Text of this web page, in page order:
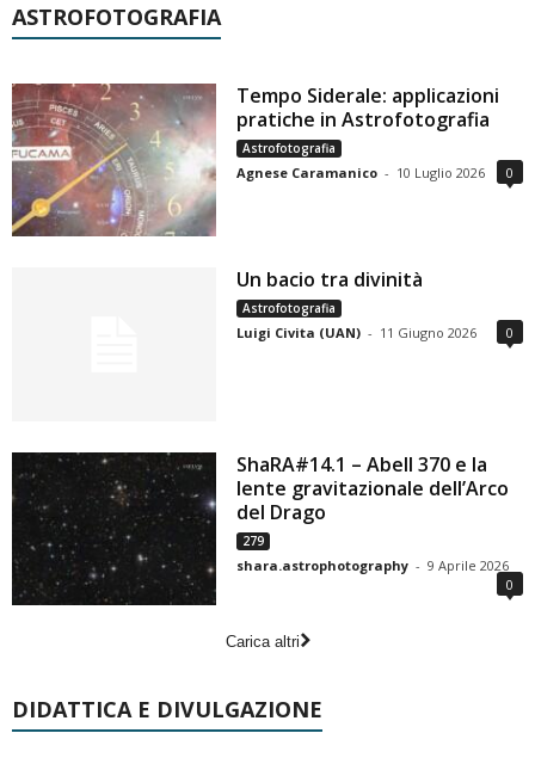
ASTROFOTOGRAFIA
Tempo Siderale: applicazioni
pratiche in Astrofotografia
Astrofotografia
Agnese Caramanico - 10 Luglio 2026 0
Un bacio tra divinità
Astrofotografia
Luigi Civita (UAN) - 11 Giugno 2026 0
ShaRA#14.1 – Abell 370 e la
lente gravitazionale dell’Arco
del Drago
279
shara.astrophotography - 9 Aprile 2026
0
Carica altri
DIDATTICA E DIVULGAZIONE